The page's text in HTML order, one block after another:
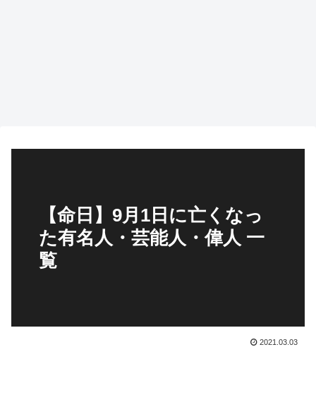
【命日】9月1日に亡くなっ
た有名人・芸能人・偉人 一
覧
2021.03.03